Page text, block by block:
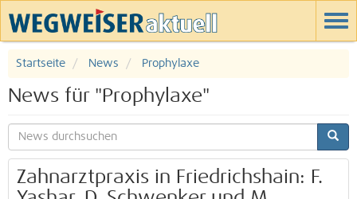
Startseite News Prophylaxe
News für "Prophylaxe"
Zahnarztpraxis in Friedrichshain: F.